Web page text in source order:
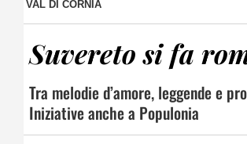
VAL DI CORNIA
Suvereto si fa
Tra melodie d’amore, leggende e
Iniziative anche a Populonia